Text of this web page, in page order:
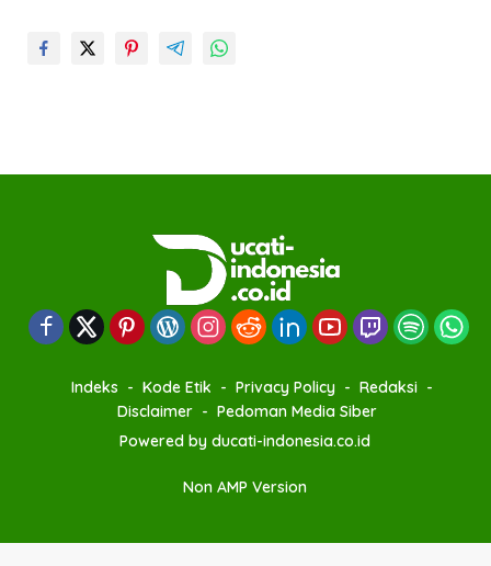
Indeks Kode Etik Privacy Policy
Redaksi
Disclaimer
Pedoman Media Siber
Powered by ducati-indonesia.co.id
Non AMP Version